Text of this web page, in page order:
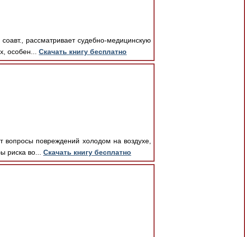
рассматривает судебно-медицинскую
особен... Скачать книгу бесплатно
вопросы повреждений холодом на воздухе,
риска во... Скачать книгу бесплатно